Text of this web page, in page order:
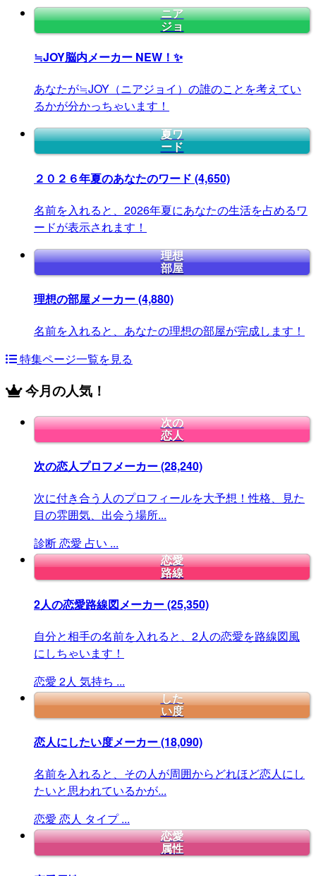
ニア
ジョ
≒JOY脳内メーカー NEW！✨
あなたが≒JOY（ニアジョイ）の誰のことを考えてい
るかが分かっちゃいます！
夏ワ
ード
２０２６年夏のあなたのワード (4,650)
名前を入れると、2026年夏にあなたの生活を占めるワ
ードが表示されます！
理想
部屋
理想の部屋メーカー(4,880)
名前を入れると、あなたの理想の部屋が完成します！
特集ページ一覧を見る
今月の人気！
次の
恋人
次の恋人プロフメーカー(28,240)
次に付き合う人のプロフィールを大予想！性格、見た
目の雰囲気、出会う場所...
診断恋愛 占い ...
恋愛
路線
2人の恋愛路線図メーカー(25,350)
自分と相手の名前を入れると、2人の恋愛を路線図風
にしちゃいます！
恋愛 2人 気持ち ...
した
い度
恋人にしたい度メーカー(18,090)
名前を入れると、その人が周囲からどれほど恋人にし
たいと思われているかが...
恋愛 恋人 タイプ ...
恋愛
属性